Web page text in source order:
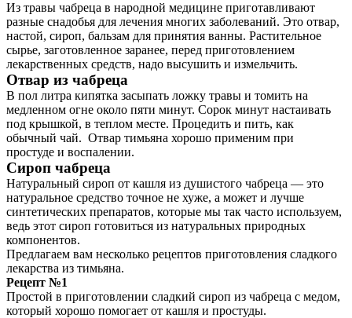
Из травы чабреца в народной медицине приготавливают
разные снадобья для лечения многих заболеваний. Это отвар,
настой, сироп, бальзам для принятия ванны. Растительное
сырье, заготовленное заранее, перед приготовлением
лекарственных средств, надо высушить и измельчить.
Отвар из чабреца
В пол литра кипятка засыпать ложку травы и томить на
медленном огне около пяти минут. Сорок минут настаивать
под крышкой, в теплом месте. Процедить и пить, как
обычный чай. Отвар тимьяна хорошо применим при
простуде и воспалении.
Сироп чабреца
Натуральный сироп от кашля из душистого чабреца — это
натуральное средство точное не хуже, а может и лучше
синтетических препаратов, которые мы так часто используем,
ведь этот сироп готовиться из натуральных природных
компонентов.
Предлагаем вам несколько рецептов приготовления сладкого
лекарства из тимьяна.
Рецепт №1
Простой в приготовлении сладкий сироп из чабреца с медом,
который хорошо помогает от кашля и простуды.